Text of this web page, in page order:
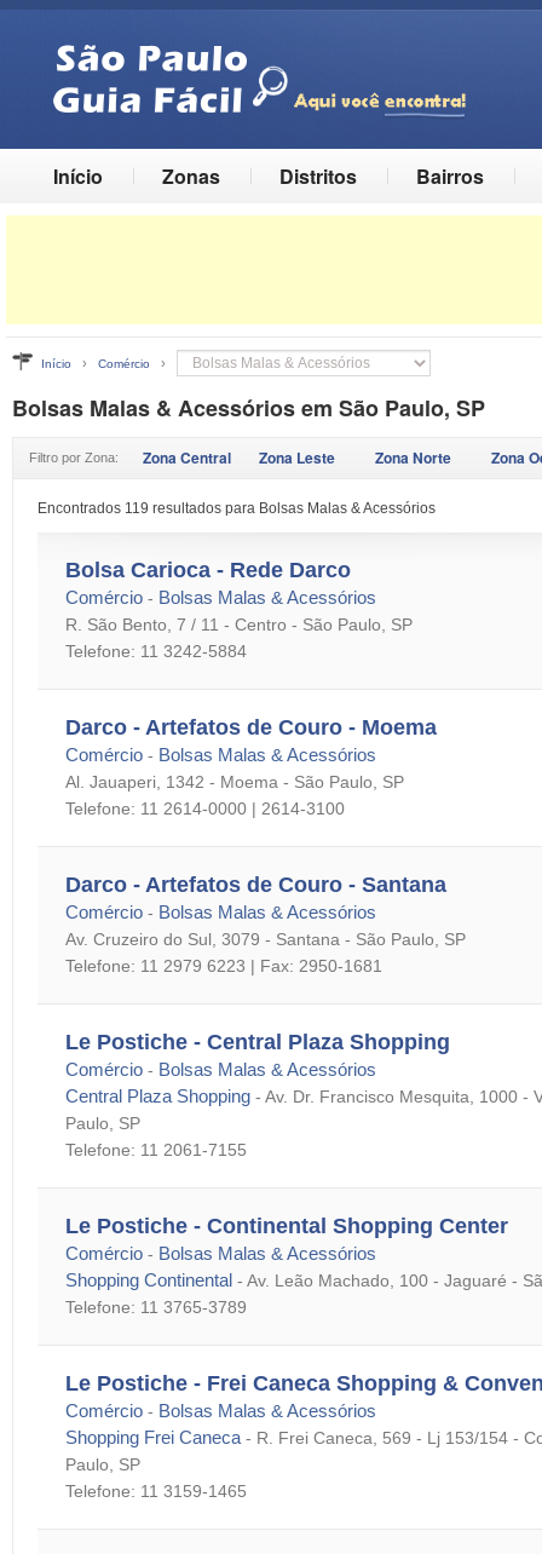
Início Zonas Distritos Bairros
Início › Comércio ›
Bolsas Malas & Acessórios em São Paulo, SP
Filtro por Zona: Zona Central Zona Leste Zona Norte Zona
Encontrados 119 resultados para Bolsas Malas & Acessórios
Bolsa Carioca - Rede Darco
Comércio - Bolsas Malas & Acessórios
R. São Bento, 7 / 11 - Centro - São Paulo, SP
Telefone: 11 3242-5884
Darco - Artefatos de Couro - Moema
Comércio - Bolsas Malas & Acessórios
Al. Jauaperi, 1342 - Moema - São Paulo, SP
Telefone: 11 2614-0000 | 2614-3100
Darco - Artefatos de Couro - Santana
Comércio - Bolsas Malas & Acessórios
Av. Cruzeiro do Sul, 3079 - Santana - São Paulo, SP
Telefone: 11 2979 6223 | Fax: 2950-1681
Le Postiche - Central Plaza Shopping
Comércio - Bolsas Malas & Acessórios
Central Plaza Shopping - Av. Dr. Francisco Mesquita, 1000 -
Paulo, SP
Telefone: 11 2061-7155
Le Postiche - Continental Shopping Center
Comércio - Bolsas Malas & Acessórios
Shopping Continental - Av. Leão Machado, 100 - Jaguaré -
Telefone: 11 3765-3789
Le Postiche - Frei Caneca Shopping &
Comércio - Bolsas Malas & Acessórios
Shopping Frei Caneca - R. Frei Caneca, 569 - Lj 153/154 -
Paulo, SP
Telefone: 11 3159-1465